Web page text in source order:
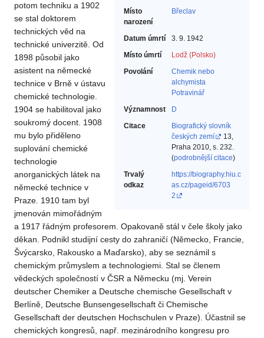
Místo
narození
Břeclav
Datum úmrtí
3. 9. 1942
Místo úmrtí
Lodž (Polsko)
Povolání
Chemik nebo
alchymista‎
Potravinář‎
Významnost
D
Citace
Biografický slovník
českých zemí
13,
Praha 2010, s. 232.
(podrobnější citace)
Trvalý
odkaz
https://biography.hiu.c
as.cz/pageid/6703
2
potom techniku a 1902
se stal doktorem
technických věd na
technické univerzitě. Od
1898 působil jako
asistent na německé
technice v Brně v ústavu
chemické technologie.
1904 se habilitoval jako
soukromý docent. 1908
mu bylo přiděleno
suplování chemické
technologie
anorganických látek na
německé technice v
Praze. 1910 tam byl
jmenován mimořádným
a 1917 řádným profesorem. Opakovaně stál v čele školy jako
děkan. Podnikl studijní cesty do zahraničí (Německo, Francie,
Švýcarsko, Rakousko a Maďarsko), aby se seznámil s
chemickým průmyslem a technologiemi. Stal se členem
vědeckých společností v ČSR a Německu (mj. Verein
deutscher Chemiker a Deutsche chemische Gesellschaft v
Berlíně, Deutsche Bunsengesellschaft či Chemische
Gesellschaft der deutschen Hochschulen v Praze). Účastnil se
chemických kongresů, např. mezinárodního kongresu pro